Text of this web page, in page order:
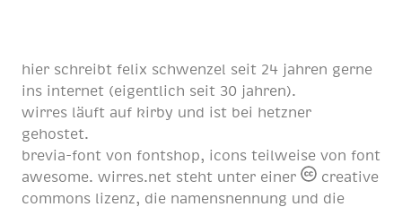
hier schreibt felix schwenzel seit 24 jahren gerne
ins internet (eigentlich seit 30 jahren).
wirres läuft auf kirby und ist bei hetzner
gehostet.
brevia-font von fontshop , icons teilweise von font
awesome . wirres.net steht unter einer
creative
commons lizenz , die namensnennung und die